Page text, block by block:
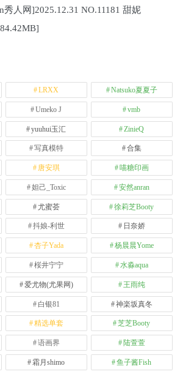
秀人网]2025.12.31 NO.11181 甜妮
LRXX Natsuko夏夏子
Umeko J vmb
yuuhui玉汇 ZinieQ
写真模特 合集
唐安琪 喵糖印画
妲己_Toxic 安然anran
尤蜜荟 徐莉芝Booty
抖娘-利世 日奈娇
杏子Yada 杨晨晨Yome
桜井宁宁 水淼aqua
爱尤物(尤果网) 王雨纯
白银81 神楽坂真冬
精选单套 芝芝Booty
语画界 陆萱萱
霜月shimo 鱼子酱Fish